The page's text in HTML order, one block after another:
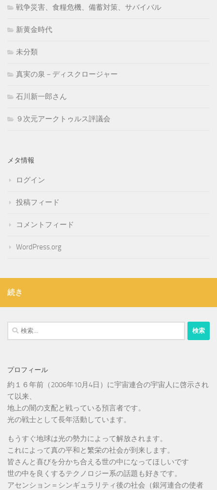
戦争災害、食糧危機、備蓄対策、サバイバル
新黄金時代
未分類
真実の泉－ディスクロージャー
石川新一郎さん
９次元アークトゥルス評議会
メタ情報
ログイン
投稿フィード
コメントフィード
WordPress.org
続き
検
索:
プロフィール
約１６年前（2006年10月4日）に宇宙連合の宇宙人に啓示され
て以来、
地上の闇の支配と戦っている預言者です。
光の戦士として長年活動しています。
もうすぐ地球は光の勢力によって解放されます。
これによって真の平和と繁栄の社会が到来します。
皆さんと喜びを分かち合える世の中になってほしいです
世の中を良くするテクノロジー系の話題も好きです。
アセンション＝シンギュラリティ後の社会（銀河連合の使者